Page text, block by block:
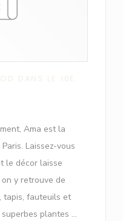
DANS LE 10E.
Ama est la
Laissez-vous
le décor laisse
y retrouve de
tapis, fauteuils et
plantes ...